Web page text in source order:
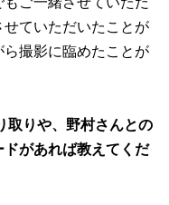
ていただいたことが
撮影に臨めたことが
りや、野村さんとの
があれば教えてくだ